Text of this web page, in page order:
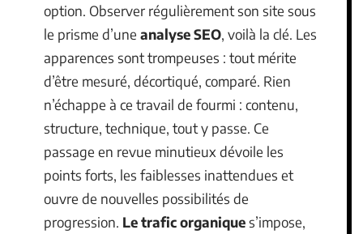
option. Observer régulièrement son site sous
le prisme d’une analyse SEO, voilà la clé. Les
apparences sont trompeuses : tout mérite
d’être mesuré, décortiqué, comparé. Rien
n’échappe à ce travail de fourmi : contenu,
structure, technique, tout y passe. Ce
passage en revue minutieux dévoile les
points forts, les faiblesses inattendues et
ouvre de nouvelles possibilités de
progression. Le trafic organiques’impose,